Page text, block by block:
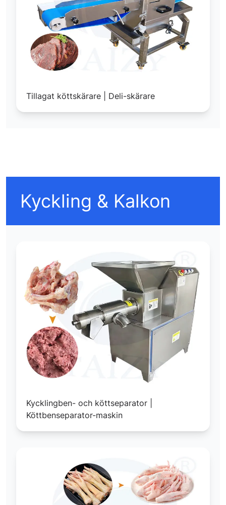
Tillagat köttskärare | Deli-skärare
Kyckling & Kalkon
Kycklingben- och köttseparator |
Köttbenseparator-maskin